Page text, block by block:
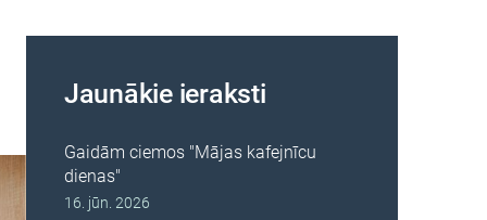
Jaunākie ieraksti
Gaidām ciemos "Mājas kafejnīcu
dienas"
16. jūn. 2026